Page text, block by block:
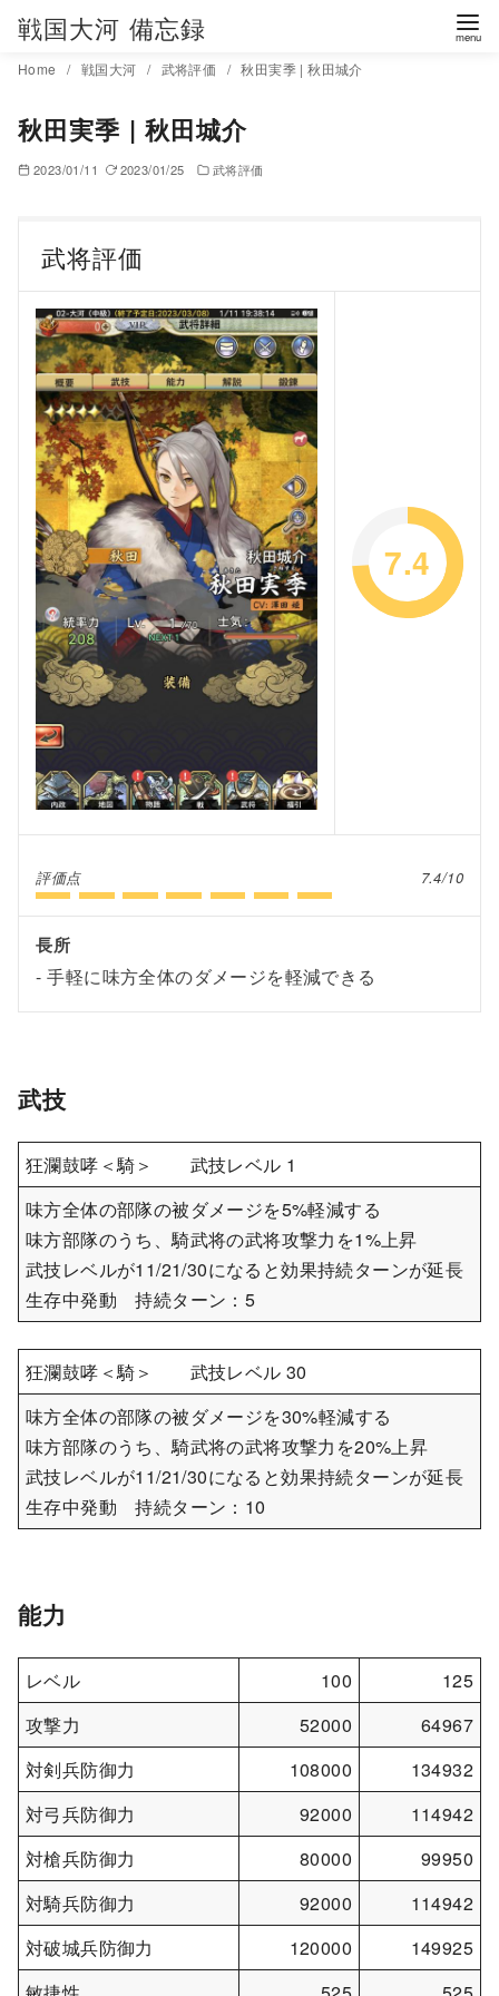
戦国大河 備忘録
Home 戦国大河 武将評価 秋田実季 | 秋田城介
秋田実季 | 秋田城介
2023/01/11 2023/01/25 武将評価
武将評価
7.4
評価点 7.4/10
長所
手軽に味方全体のダメージを軽減できる
武技
狂瀾鼓哮＜騎＞ 武技レベル 1
味方全体の部隊の被ダメージを5%軽減する
味方部隊のうち、騎武将の武将攻撃力を1%上昇
武技レベルが11/21/30になると効果持続ターンが延長
生存中発動 持続ターン：5
狂瀾鼓哮＜騎＞ 武技レベル 30
味方全体の部隊の被ダメージを30%軽減する
味方部隊のうち、騎武将の武将攻撃力を20%上昇
武技レベルが11/21/30になると効果持続ターンが延長
生存中発動 持続ターン：10
能力
レベル 100
125
攻撃力
52000
64967
対剣兵防御力
108000
134932
対弓兵防御力
92000
114942
対槍兵防御力
80000
99950
対騎兵防御力
92000
114942
対破城兵防御力
120000
149925